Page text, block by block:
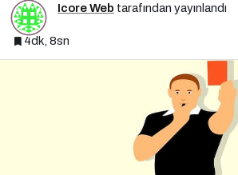
Icore Web tarafından yayınlandı
4dk, 8sn